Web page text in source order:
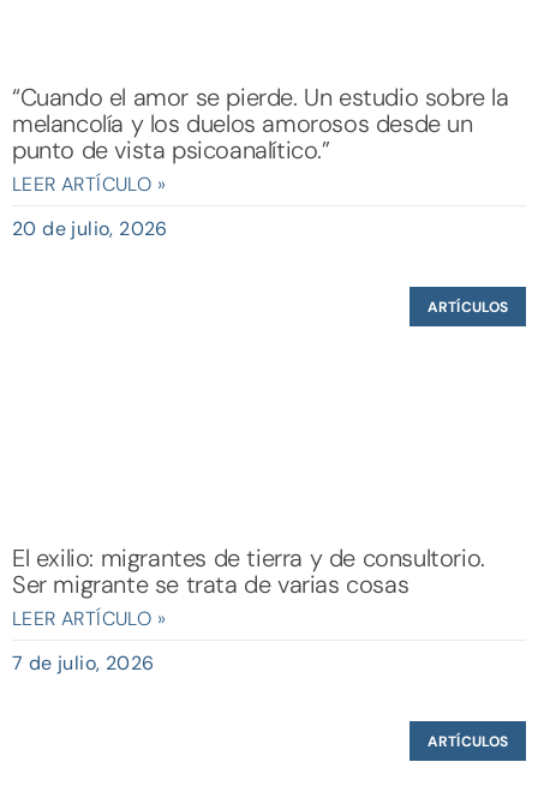
“Cuando el amor se pierde. Un estudio sobre la
melancolía y los duelos amorosos desde un
punto de vista psicoanalítico.”
LEER ARTÍCULO »
20 de julio, 2026
ARTÍCULOS
El exilio: migrantes de tierra y de consultorio.
Ser migrante se trata de varias cosas
LEER ARTÍCULO »
7 de julio, 2026
ARTÍCULOS